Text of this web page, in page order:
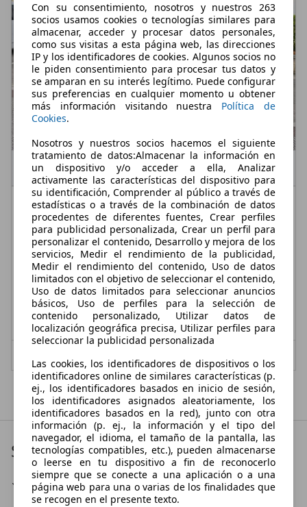
Citroen BerlingoBlueHDi S&S Talla M Max 100
€ 27.800,-
45 km
05/2026
75 kW (102 CV)
KM0
- (Propietarios)
Diésel
- (l/100 km)
- (g/km)
Mostrar todas las últimas ofertas
Servicios
Coche de sustitución
Con su consentimiento, nosotros y nuestros 263
socios usamos cookies o tecnologías similares para
almacenar, acceder y procesar datos personales,
como sus visitas a esta página web, las direcciones
IP y los identificadores de cookies. Algunos socios no
le piden consentimiento para procesar tus datos y
se amparan en su interés legítimo. Puede configurar
sus preferencias en cualquier momento u obtener
más información visitando nuestra Política de
Cookies.
Nosotros y nuestros socios hacemos el siguiente
tratamiento de datos:Almacenar la información en
un dispositivo y/o acceder a ella, Analizar
activamente las características del dispositivo para
su identificación, Comprender al público a través de
estadísticas o a través de la combinación de datos
procedentes de diferentes fuentes, Crear perfiles
para publicidad personalizada, Crear un perfil para
personalizar el contenido, Desarrollo y mejora de los
servicios, Medir el rendimiento de la publicidad,
Medir el rendimiento del contenido, Uso de datos
limitados con el objetivo de seleccionar el contenido,
Uso de datos limitados para seleccionar anuncios
básicos, Uso de perfiles para la selección de
contenido personalizado, Utilizar datos de
localización geográfica precisa, Utilizar perfiles para
seleccionar la publicidad personalizada
Las cookies, los identificadores de dispositivos o los
identificadores online de similares características (p.
ej., los identificadores basados en inicio de sesión,
los identificadores asignados aleatoriamente, los
identificadores basados en la red), junto con otra
información (p. ej., la información y el tipo del
navegador, el idioma, el tamaño de la pantalla, las
tecnologías compatibles, etc.), pueden almacenarse
o leerse en tu dispositivo a fin de reconocerlo
siempre que se conecte a una aplicación o a una
página web para una o varias de los finalidades que
se recogen en el presente texto.